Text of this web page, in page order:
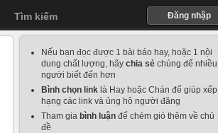
Tìm kiếm Đăng nhập
Nếu bạn đọc được 1 bài báo hay, hoặc 1 nội
dung chất lượng, hãy chia sẻchúng để nhiều
người biết đến hơn
Bình chọn linklà Hay hoặc Chán để giúp xếp
hạng các link và ủng hộ người đăng
Tham gia bình luậnđể chém gió thêm về chủ
đề